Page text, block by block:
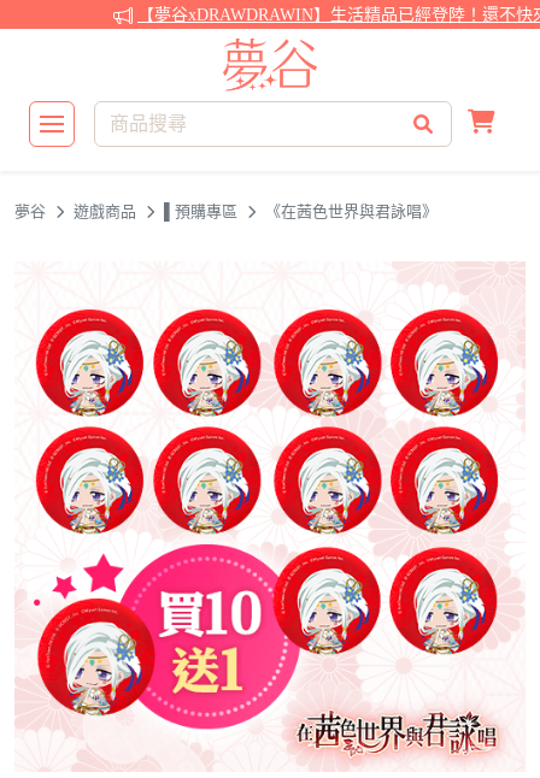
【夢谷xDRAWDRAWIN】生活精品已經登陸！還不快來
夢谷 遊戲商品 ▌預購專區 《在茜色世界與君詠唱》